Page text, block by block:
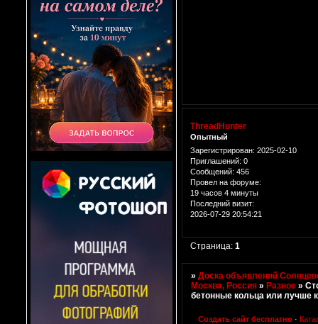
ThreadHunter
Опытный
Зарегистрирован: 2025-02-10
Приглашений: 0
Сообщений: 456
Провел на форуме:
19 часов 4 минуты
Последний визит:
2026-07-29 20:54:21
Страница:1
»Доска объявлений
Москва, Россия »Разное »
бетонные кольца или лучше
Создать сайт бесплатно ·